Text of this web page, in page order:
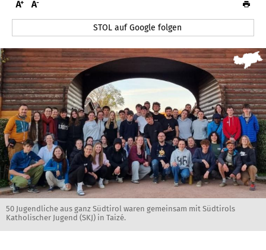
STOL auf Google folgen
50 Jugendliche aus ganz Südtirol waren gemeinsam mit Südtirols
Katholischer Jugend (SKJ) in Taizé.